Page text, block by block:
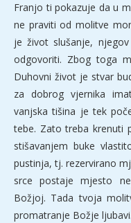
Franjo ti pokazuje da u
ne praviti od molitve
je život slušanje,
odgovoriti. Zbog toga
Duhovni život je stvar
za dobrog vjernika
vanjska tišina je tek
tebe. Zato treba krenuti
stišavanjem buke
pustinja, tj. rezervirano
srce postaje mjesto
Božjoj. Tada tvoja
promatranje Božje ljubavi.